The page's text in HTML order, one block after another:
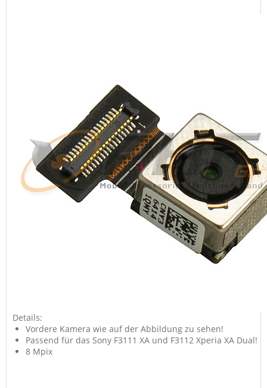
Details:
Vordere Kamera wie auf der Abbildung zu sehen!
Passend für das Sony F3111 XA und F3112 Xperia XA Dual!
8 Mpix